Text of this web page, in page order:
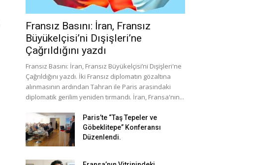
Fransız Basını: İran, Fransız
Büyükelçisi’ni Dışişleri’ne
Çağrıldığını yazdı
Fransız Basını: İran, Fransız Büyükelçisi’ni Dışişleri'ne
Çağrıldığını yazdı. İki Fransız diplomatın gözaltına
alınmasının ardından Tahran ile Paris arasındaki
diplomatik gerilim yeniden tırmandı. İran, Fransa'nın...
Paris’te “Taş Tepeler ve
Göbeklitepe” Konferansı
Düzenlendi.